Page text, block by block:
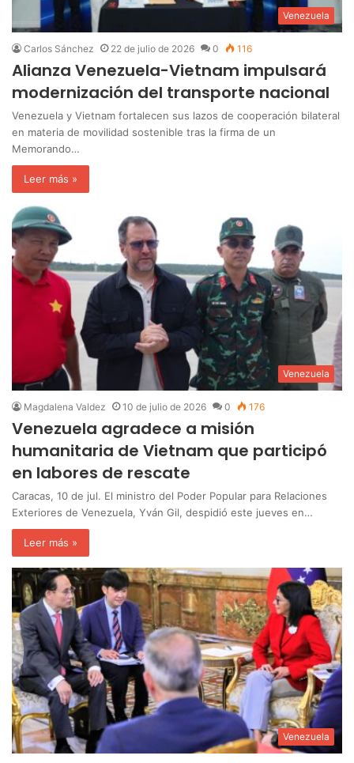
Venezuela
Carlos Sánchez 22 de julio de 2026 0 116
Alianza Venezuela-Vietnam impulsará
modernización del transporte nacional
Venezuela y Vietnam fortalecen sus lazos de cooperación bilateral
en materia de movilidad sostenible tras la firma de un
Memorando…
Leer más »
Venezuela
Magdalena Valdez 10 de julio de 2026 0 176
Venezuela agradece a misión
humanitaria de Vietnam que participó
en labores de rescate
Caracas, 10 de jul. El ministro del Poder Popular para Relaciones
Exteriores de Venezuela, Yván Gil, despidió este jueves en…
Leer más »
Venezuela